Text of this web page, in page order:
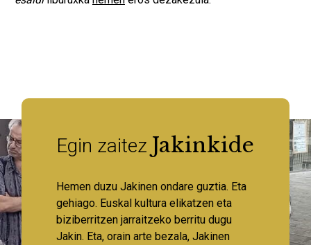
Egin zaitez Jakinkide
Hemen duzu Jakinen ondare guztia. Eta
gehiago. Euskal kultura elikatzen eta
biziberritzen jarraitzeko berritu dugu
Jakin. Eta, orain arte bezala, Jakinen